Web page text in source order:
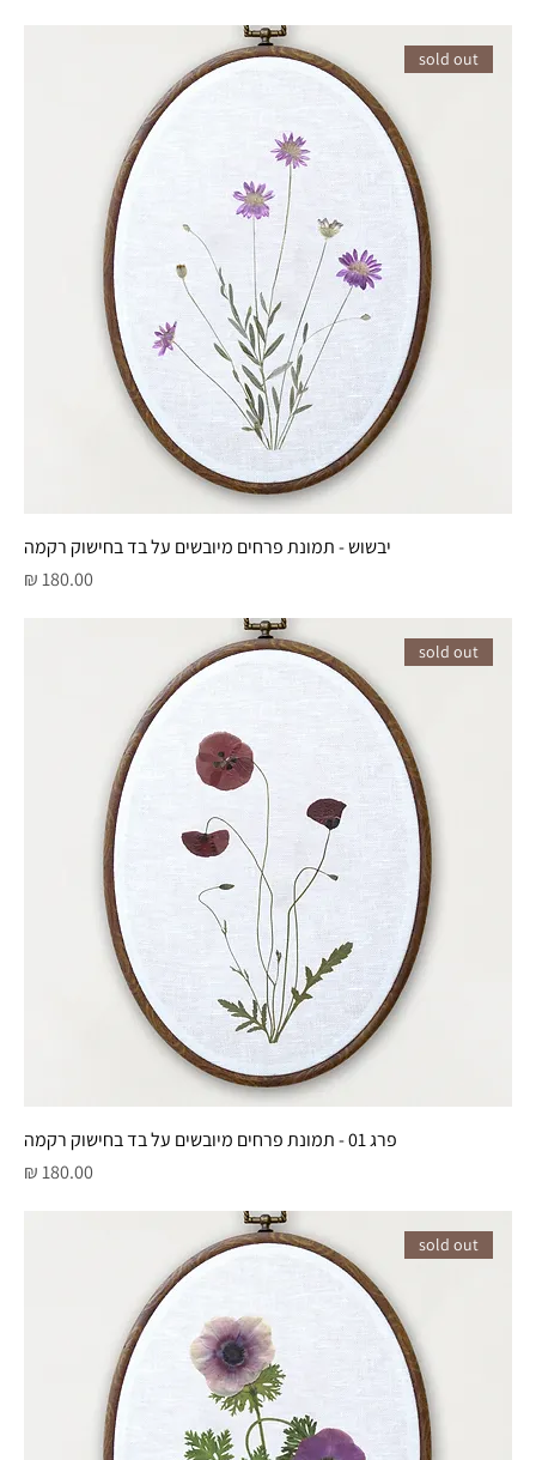
sold out
יבשוש - תמונת פרחים מיובשים על בד בחישוק רקמה
מחיר
sold out
פרג 01 - תמונת פרחים מיובשים על בד בחישוק רקמה
מחיר
sold out